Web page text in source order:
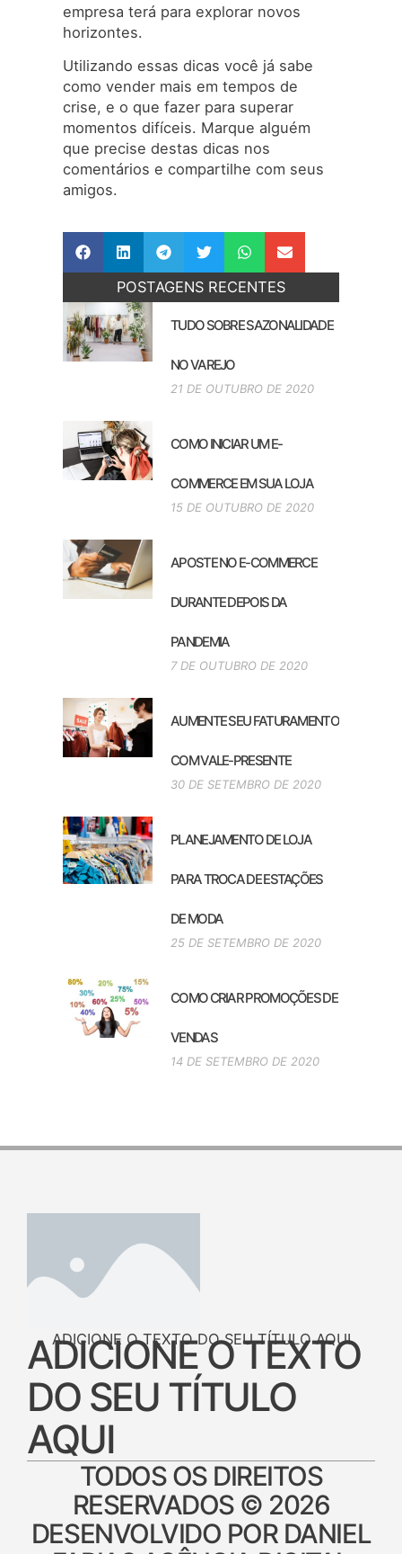
empresa terá para explorar novos
horizontes.
Utilizando essas dicas você já sabe
como vender mais em tempos de
crise, e o que fazer para superar
momentos difíceis. Marque alguém
que precise destas dicas nos
comentários e compartilhe com seus
amigos.
POSTAGENS RECENTES
TUDO SOBRE SAZONALIDADE
NO VAREJO
21 DE OUTUBRO DE 2020
COMO INICIAR UM E-
COMMERCE EM SUA LOJA
15 DE OUTUBRO DE 2020
APOSTE NO E-COMMERCE
DURANTE DEPOIS DA
PANDEMIA
7 DE OUTUBRO DE 2020
AUMENTE SEU FATURAMENTO
COM VALE-PRESENTE
30 DE SETEMBRO DE 2020
PLANEJAMENTO DE LOJA
PARA TROCA DE ESTAÇÕES
DE MODA
25 DE SETEMBRO DE 2020
COMO CRIAR PROMOÇÕES DE
VENDAS
14 DE SETEMBRO DE 2020
ADICIONE O TEXTO DO SEU TÍTULO AQUI
ADICIONE O TEXTO
DO SEU TÍTULO
AQUI
TODOS OS DIREITOS
RESERVADOS © 2026
DESENVOLVIDO POR DANIEL